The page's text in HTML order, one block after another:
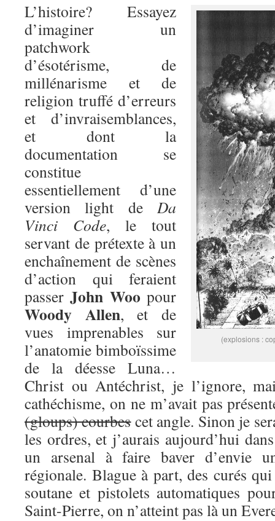
(explosions :
L’histoire? Essayez
d’imaginer un
patchwork
d’ésotérisme, de
millénarisme et de
religion truffé d’erreurs
et d’invraisemblances,
et dont la
documentation se
constitue
essentiellement d’une
version light de Da
Vinci Code, le tout
servant de prétexte à un
enchaînement de scènes
d’action qui feraient
passerJohn Woo pour
Woody Allen, et de
vues imprenables sur
l’anatomie bimboïssime
de la déesse Luna…
Christ ou Antéchrist, je l’ignore,
cathéchisme, on ne m’avait pas
(gloups) courbescet angle. Sinon je
les ordres, et j’aurais aujourd’hui
un arsenal à faire baver d’envie
régionale. Blague à part, des curés
soutane et pistolets automatiques
Saint-Pierre, on n’atteint pas là un